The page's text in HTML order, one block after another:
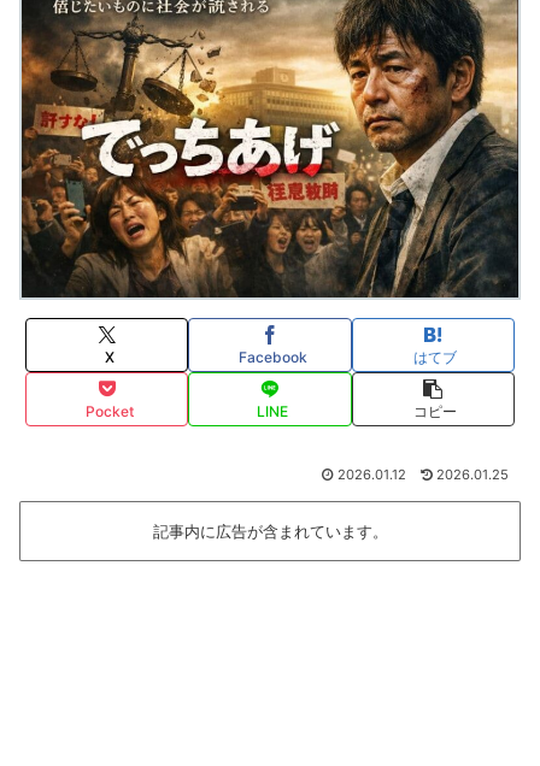
X Facebook はてブ
Pocket LINE コピー
2026.01.12 2026.01.25
記事内に広告が含まれています。